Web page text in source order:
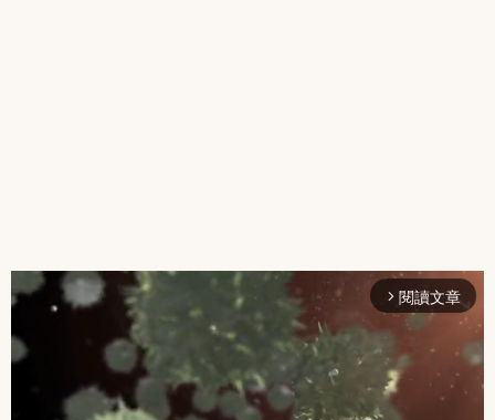
arrow_forward_ios 閱讀文章